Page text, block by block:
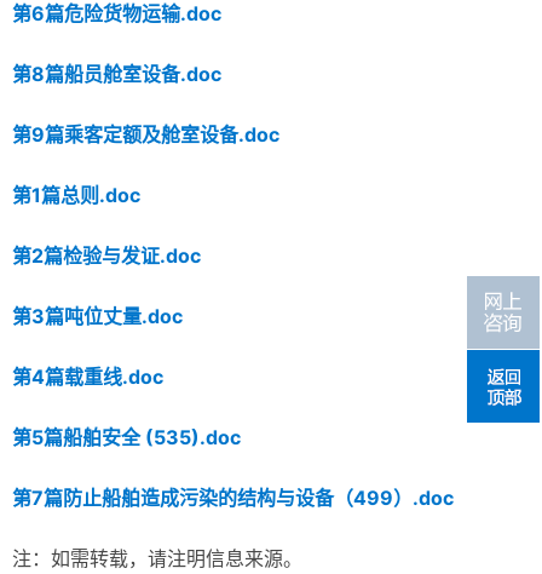
第6篇危险货物运输.doc
第8篇船员舱室设备.doc
第9篇乘客定额及舱室设备.doc
第1篇总则.doc
第2篇检验与发证.doc
第3篇吨位丈量.doc
第4篇载重线.doc
第5篇船舶安全 (535).doc
第7篇防止船舶造成污染的结构与设备（499）.doc
注：如需转载，请注明信息来源。